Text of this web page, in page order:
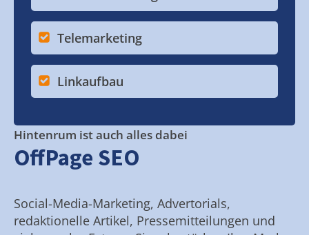
Telemarketing
Linkaufbau
Hintenrum ist auch alles dabei
OffPage SEO
Social-Media-Marketing, Advertorials,
redaktionelle Artikel, Pressemitteilungen und